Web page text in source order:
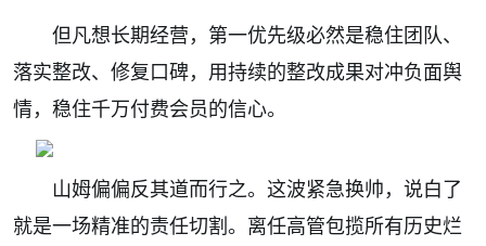
但凡想长期经营，第一优先级必然是稳住团队、
落实整改、修复口碑，用持续的整改成果对冲负面舆
情，稳住千万付费会员的信心。
山姆偏偏反其道而行之。这波紧急换帅，说白了
就是一场精准的责任切割。离任高管包揽所有历史烂